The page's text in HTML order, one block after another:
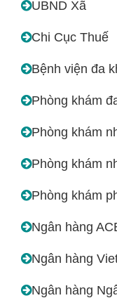
UBND Xã
Chi Cục Thuế
Bệnh viện đa
Phòng khám
Phòng khám
Phòng khám
Phòng khám
Ngân hàng
Ngân hàng
Ngân hàng